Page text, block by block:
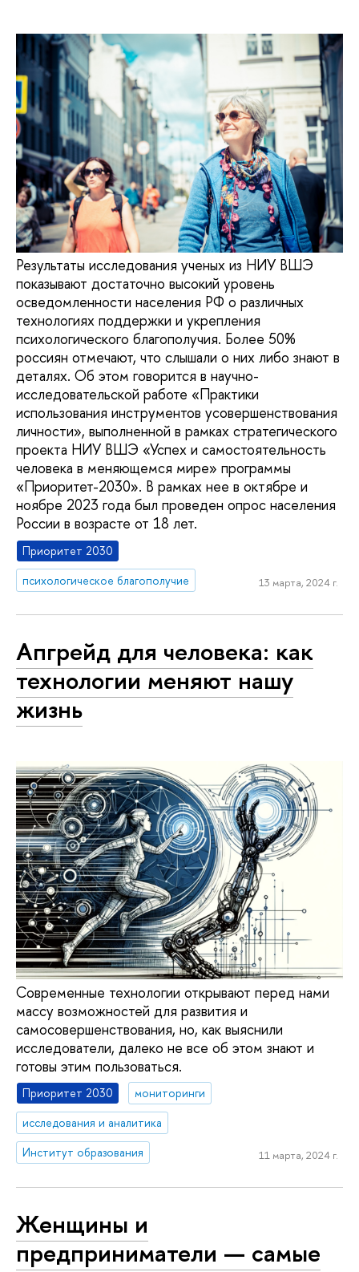
Результаты исследования ученых из НИУ ВШЭ
показывают достаточно высокий уровень
осведомленности населения РФ о различных
технологиях поддержки и укрепления
психологического благополучия. Более 50%
россиян отмечают, что слышали о них либо знают в
деталях. Об этом говорится в научно-
исследовательской работе «Практики
использования инструментов усовершенствования
личности», выполненной в рамках стратегического
проекта НИУ ВШЭ «Успех и самостоятельность
человека в меняющемся мире» программы
«Приоритет-2030». В рамках нее в октябре и
ноябре 2023 года был проведен опрос населения
России в возрасте от 18 лет.
Приоритет 2030
психологическое благополучие
13 марта, 2024 г.
Апгрейд для человека: как
технологии меняют нашу
жизнь
Современные технологии открывают перед нами
массу возможностей для развития и
самосовершенствования, но, как выяснили
исследователи, далеко не все об этом знают и
готовы этим пользоваться.
Приоритет 2030
мониторинги
исследования и аналитика
Институт образования
11 марта, 2024 г.
Женщины и
предприниматели — самые